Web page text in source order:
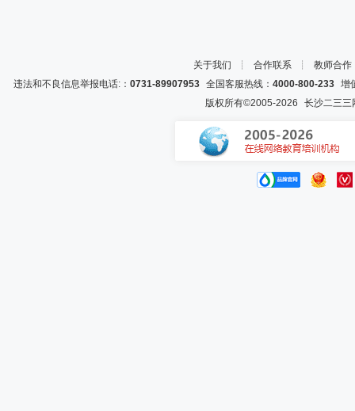
关于我们 ┊ 合作联系 ┊ 教师合作
违法和不良信息举报电话:： 0731-89907953全国客服热线： 4000-800-233增
版权所有©2005-2026 长沙二三三